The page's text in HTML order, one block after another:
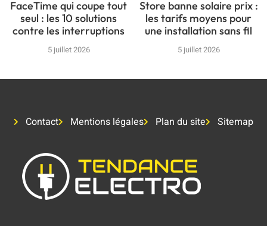
FaceTime qui coupe tout
seul : les 10 solutions
contre les interruptions
5 juillet 2026
Store banne solaire prix :
les tarifs moyens pour
une installation sans fil
5 juillet 2026
Contact Mentions légales Plan du site Sitemap